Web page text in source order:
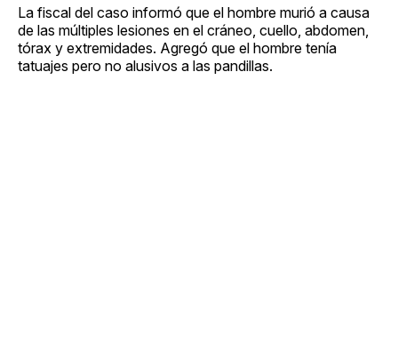
La fiscal del caso informó que el hombre murió a causa
de las múltiples lesiones en el cráneo, cuello, abdomen,
tórax y extremidades. Agregó que el hombre tenía
tatuajes pero no alusivos a las pandillas.